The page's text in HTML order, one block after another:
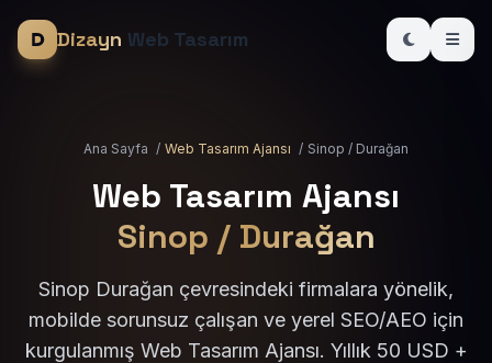
Dizayn Web Tasarım
Ana Sayfa / Web Tasarım Ajansı / Sinop / Durağan
Web Tasarım Ajansı
Sinop / Durağan
Sinop Durağan çevresindeki firmalara yönelik,
mobilde sorunsuz çalışan ve yerel SEO/AEO için
kurgulanmış Web Tasarım Ajansı. Yıllık 50 USD +